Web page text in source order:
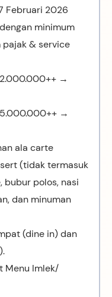
Februari 2026
minimum
& service
→
→
ala carte
(tidak termasuk
bubur polos, nasi
dan minuman
(dine in) dan
Menu Imlek/